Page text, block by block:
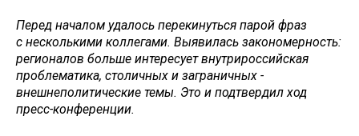
Перед началом удалось перекинуться парой фраз
с несколькими коллегами. Выявилась закономерность:
регионалов больше интересует внутрироссийская
проблематика, столичных и заграничных -
внешнеполитические темы. Это и подтвердил ход
пресс-конференции.